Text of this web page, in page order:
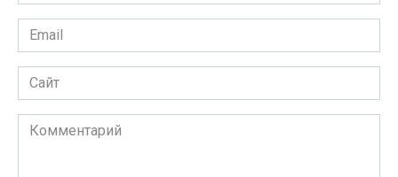
Email
*
Сайт
Комментарий